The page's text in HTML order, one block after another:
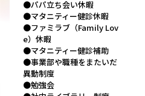
●パパ立ち会い休暇
●マタニティー健診休暇
●ファミラブ（Family Lov
e）休暇
●マタニティー健診補助
●事業部や職種をまたいだ
異動制度
●勉強会